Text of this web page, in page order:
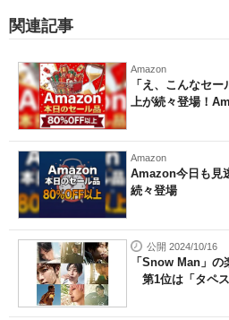
関連記事
Amazon
「え、こんなセ
上が続々登場！
Amazon
Amazon今日も見
続々登場
公開 2024/10/16
「Snow Man」の
第1位は「タペ